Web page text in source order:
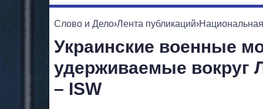
ВСЕ ПОЛИТИКИ ПРЕЗИДЕНТ И
Слово и Дело›Лента публикаций›
Украинские военные
удерживаемые вокруг
– ISW